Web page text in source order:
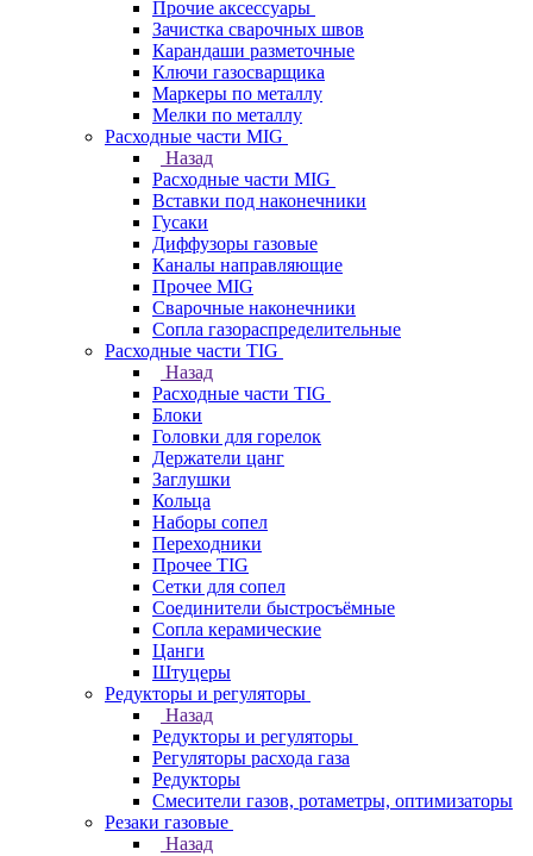
Прочие аксессуары
Зачистка сварочных швов
Карандаши разметочные
Ключи газосварщика
Маркеры по металлу
Мелки по металлу
Расходные части MIG
Назад
Расходные части MIG
Вставки под наконечники
Гусаки
Диффузоры газовые
Каналы направляющие
Прочее MIG
Сварочные наконечники
Сопла газораспределительные
Расходные части TIG
Назад
Расходные части TIG
Блоки
Головки для горелок
Держатели цанг
Заглушки
Кольца
Наборы сопел
Переходники
Прочее TIG
Сетки для сопел
Соединители быстросъёмные
Сопла керамические
Цанги
Штуцеры
Редукторы и регуляторы
Назад
Редукторы и регуляторы
Регуляторы расхода газа
Редукторы
Смесители газов, ротаметры, оптимизаторы
Резаки газовые
Назад